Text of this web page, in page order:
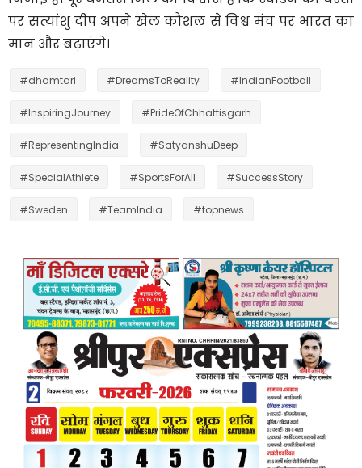
पर सत्यांशु दीप अपने खेल कौशल से विश्व मंच पर भारत का
मान और बढ़ाएंगे।
#dhamtari #DreamsToReality #IndianFootball
#InspiringJourney #PrideOfChhattisgarh
#RepresentingIndia #SatyanshuDeep
#SpecialAthlete #SportsForAll #SuccessStory
#Sweden #TeamIndia #topnews